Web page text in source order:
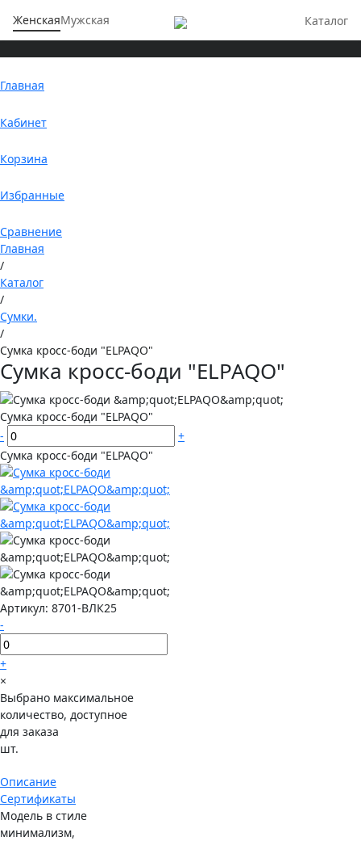
ЖенскаяМужская Каталог
Главная
Кабинет
Корзина
Избранные
Сравнение
Главная
/
Каталог
/
Сумки.
/
Сумка кросс-боди "ELPAQO"
Сумка кросс-боди "ELPAQO"
Сумка кросс-боди "ELPAQO"
-
+
Сумка кросс-боди "ELPAQO"
Артикул: 8701-ВЛК25
-
+
×
Выбрано максимальное
количество, доступное
для заказа
шт.
Описание
Сертификаты
Модель в стиле
минимализм,